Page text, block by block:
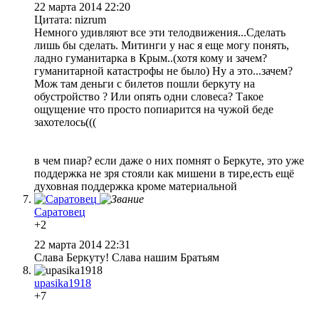
22 марта 2014 22:20
Цитата: nizrum
Немного удивляют все эти телодвижения...Сделать
лишь бы сделать. Митинги у нас я еще могу понять,
ладно гуманитарка в Крым..(хотя кому и зачем?
гуманитарной катастрофы не было) Ну а это...зачем?
Мож там деньги с билетов пошли беркуту на
обустройство ? Или опять одни словеса? Такое
ощущение что просто попиарится на чужой беде
захотелось(((
в чем пиар? если даже о них помнят о Беркуте, это уже
поддержка не зря стояли как мишени в тире,есть ещё
духовная поддержка кроме материальной
Саратовец
+2
22 марта 2014 22:31
Слава Беркуту! Слава нашим Братьям
upasika1918
+7